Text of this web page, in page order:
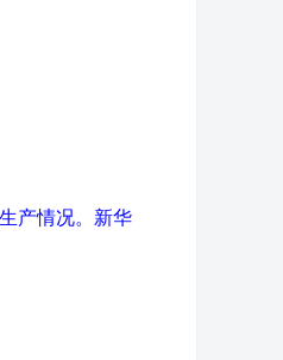
产情况。 新华